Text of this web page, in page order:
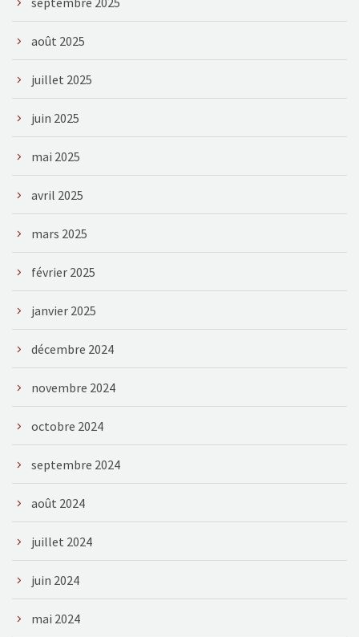
août 2025
juillet 2025
juin 2025
mai 2025
avril 2025
mars 2025
février 2025
janvier 2025
décembre 2024
novembre 2024
octobre 2024
septembre 2024
août 2024
juillet 2024
juin 2024
mai 2024